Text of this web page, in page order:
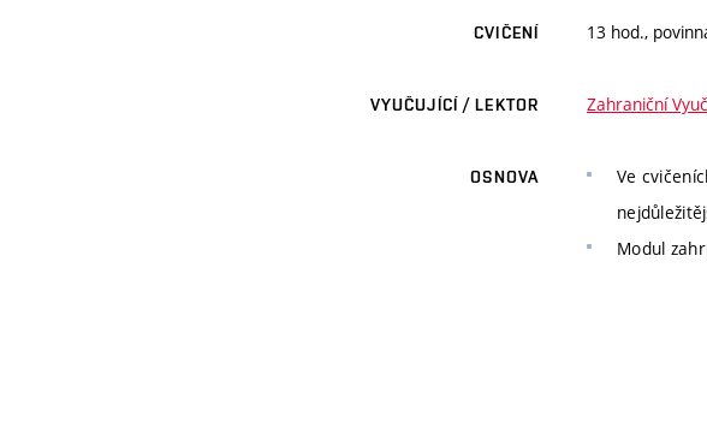
CVIČENÍ 13 hod.,
VYUČUJÍCÍ / LEKTOR Zahraniční
OSNOVA
Ve
Modul